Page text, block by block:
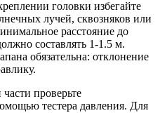
головки избегайте
лучей, сквозняков или
расстояние до
составлять 1-1.5 м.
обязательна: отклонение
проверьте
тестера давления. Для